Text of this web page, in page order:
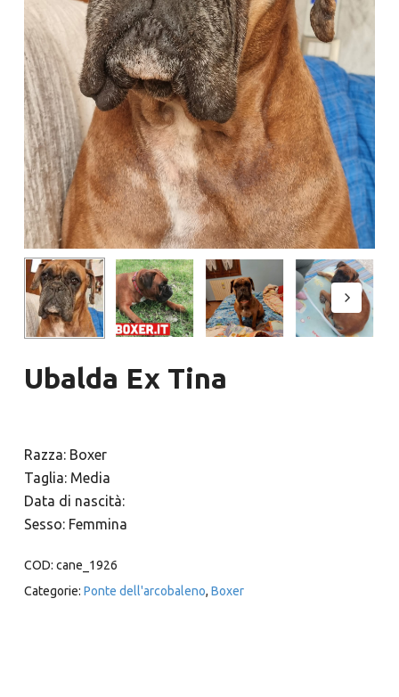
Ubalda Ex Tina
Razza: Boxer
Taglia: Media
Data di nascità:
Sesso: Femmina
COD: cane_1926
Categorie: Ponte dell'arcobaleno, Boxer